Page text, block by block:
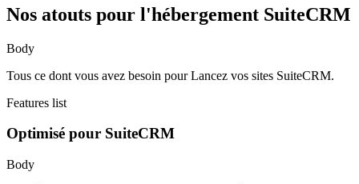
Nos atouts pour l'hébergement SuiteCRM
Body
Tous ce dont vous avez besoin pour Lancez vos sites SuiteCRM.
Features list
Optimisé pour SuiteCRM
Body